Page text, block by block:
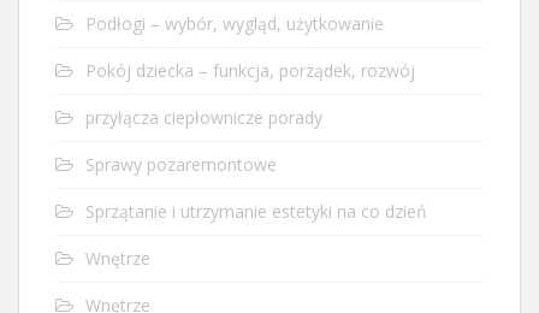
Podłogi – wybór, wygląd, użytkowanie
Pokój dziecka – funkcja, porządek, rozwój
przyłącza ciepłownicze porady
Sprawy pozaremontowe
Sprzątanie i utrzymanie estetyki na co dzień
Wnętrze
Wnętrze